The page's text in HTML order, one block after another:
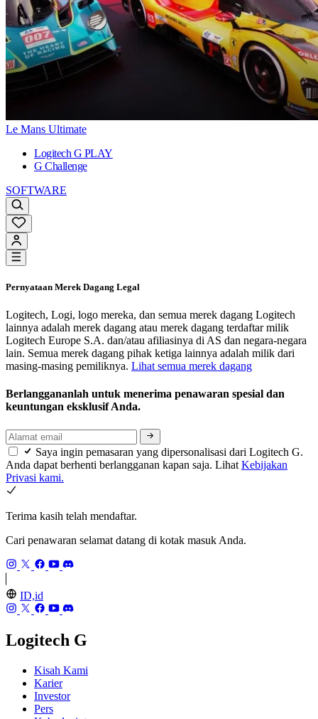
Le Mans Ultimate
Logitech G PLAY
G Challenge
SOFTWARE
Pernyataan Merek Dagang Legal
Logitech, Logi, logo mereka, dan semua merek dagang Logitech
lainnya adalah merek dagang atau merek dagang terdaftar milik
Logitech Europe S.A. dan/atau afiliasinya di AS dan negara-negara
lain. Semua merek dagang pihak ketiga lainnya adalah milik dari
masing-masing pemiliknya. Lihat semua merek dagang
Berlanggananlah untuk menerima penawaran spesial dan
keuntungan eksklusif Anda.
Saya ingin pemasaran yang dipersonalisasi dari Logitech G.
Anda dapat berhenti berlangganan kapan saja. Lihat Kebijakan
Privasi kami.
Terima kasih telah mendaftar.
Cari penawaran selamat datang di kotak masuk Anda.
ID,id
Logitech G
Kisah Kami
Karier
Investor
Pers